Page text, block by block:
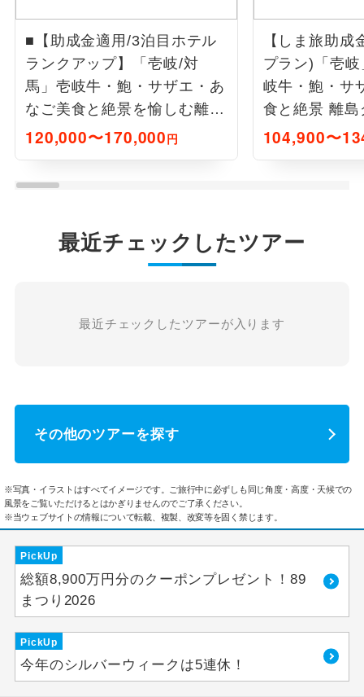
■【助成金適用/3泊目ホテル
ランクアップ】「壱岐/対
馬」壱岐牛・鮑・サザエ・あ
なご美食と絶景を愉しむ離島
旅4日間
120,000〜170,000円
【しま旅助
プラン)「壱
岐牛・鮑・サ
食と絶景 離
104,900〜
最近チェックしたツアー
最近チェックしたツアーが入ります
その他のツアーを探す
※写真・イラストはすべてイメージです。ご旅行中に必ずしも同じ角度・高度・天候での
風景をご覧いただけるとはかぎりませんのでご了承ください。
※当ウェブサイトの情報について転載、複製、改変等を固く禁じます。
PickUp
総額8,900万円分のクーポンプレゼント！89
まつり2026
PickUp
今年のシルバーウィークは5連休！